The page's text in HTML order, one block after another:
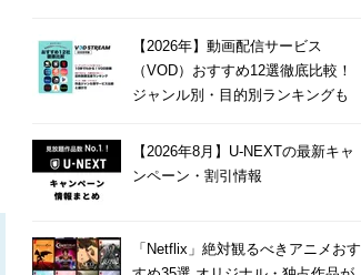
【2026年】動画配信サービス
（VOD）おすすめ12選徹底比較！
ジャンル別・目的別ランキングも
【2026年8月】U-NEXTの最新キャ
ンペーン・割引情報
「Netflix」絶対観るべきアニメおす